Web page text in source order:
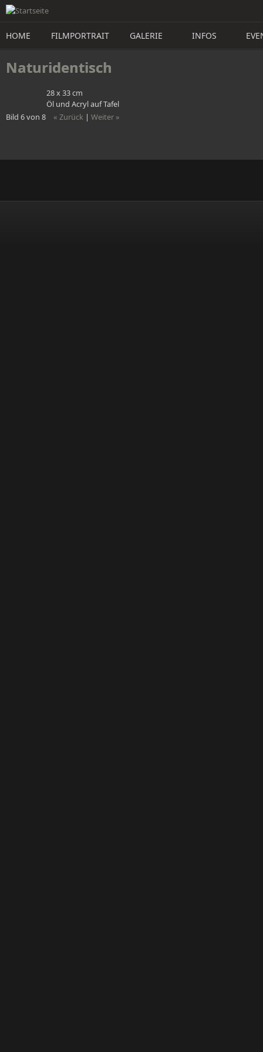
Direkt zum Inhalt
HOME FILMPORTRAIT GALERIE INFOS
Naturidentisch
Bild 6 von 8 « Zurück| Weiter »
28 x 33 cm
Öl und Acryl auf Tafel